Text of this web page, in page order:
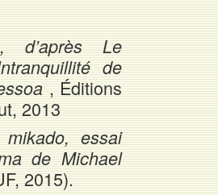
d’après Le
de
, Éditions
2013
essai
de Michael
2015).